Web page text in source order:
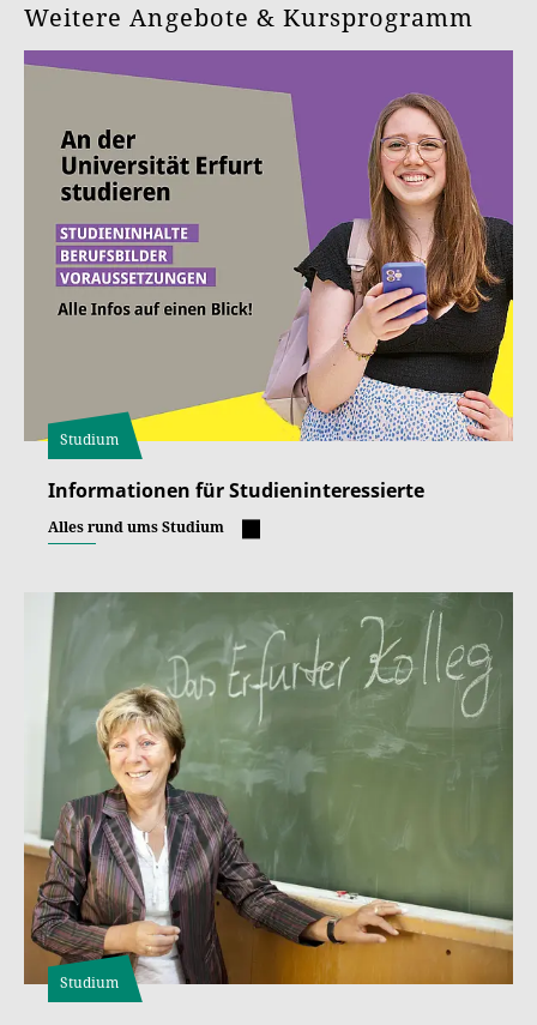
Weitere Angebote & Kursprogramm
Studium
Informationen für Studieninteressierte
Alles rund ums Studium
Studium